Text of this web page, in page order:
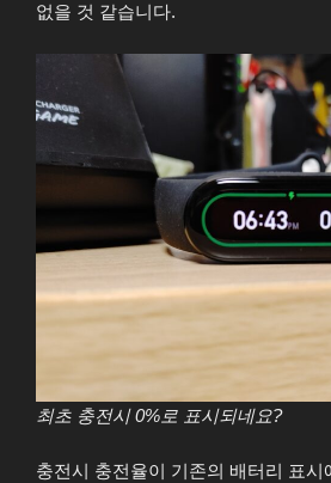
없을 것 같습니다.
최초 충전시 0%로 표시되네요?
충전시 충전율이 기존의 배터리 표시